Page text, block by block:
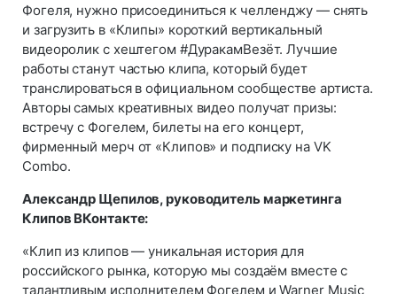
Фогеля, нужно присоединиться к челленджу — снять
и загрузить в «Клипы» короткий вертикальный
видеоролик с хештегом #ДуракамВезёт. Лучшие
работы станут частью клипа, который будет
транслироваться в официальном сообществе артиста.
Авторы самых креативных видео получат призы:
встречу с Фогелем, билеты на его концерт,
фирменный мерч от «Клипов» и подписку на VK
Combo.
Александр Щепилов, руководитель маркетинга
Клипов ВКонтакте:
«Клип из клипов — уникальная история для
российского рынка, которую мы создаём вместе с
талантливым исполнителем Фогелем и Warner Music